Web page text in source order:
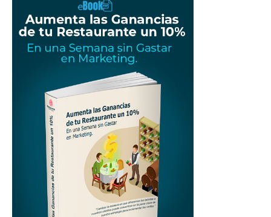
de
Restaurantes
|
Marketing